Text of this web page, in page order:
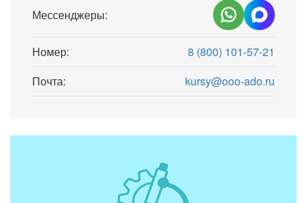
Мессенджеры:
Номер:
8 (800) 101-57-21
Почта:
kursy@ooo-ado.ru